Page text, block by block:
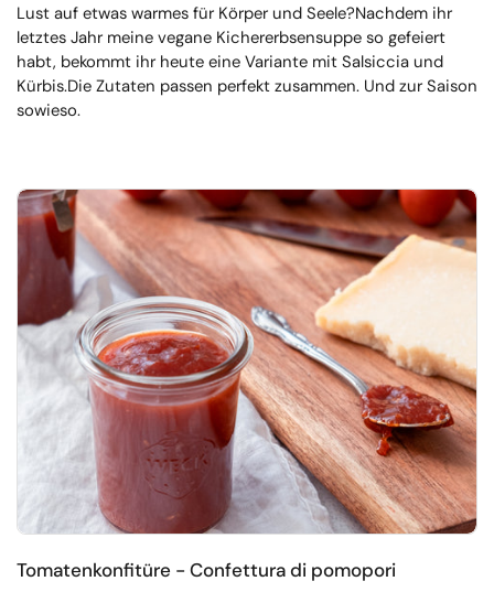
Lust auf etwas warmes für Körper und Seele?Nachdem ihr
letztes Jahr meine vegane Kichererbsensuppe so gefeiert
habt, bekommt ihr heute eine Variante mit Salsiccia und
Kürbis.Die Zutaten passen perfekt zusammen. Und zur Saison
sowieso.
Tomatenkonfitüre - Confettura di pomopori